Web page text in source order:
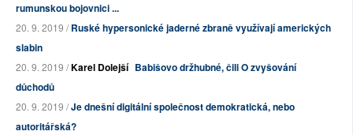
rumunskou bojovnici ...
20. 9. 2019 /Ruské hypersonické jaderné zbraně využívají amerických
slabin
20. 9. 2019 /Karel Dolejší Babišovo držhubné, čili O zvyšování
důchodů
20. 9. 2019 /Je dnešní digitální společnost demokratická, nebo
autoritářská?